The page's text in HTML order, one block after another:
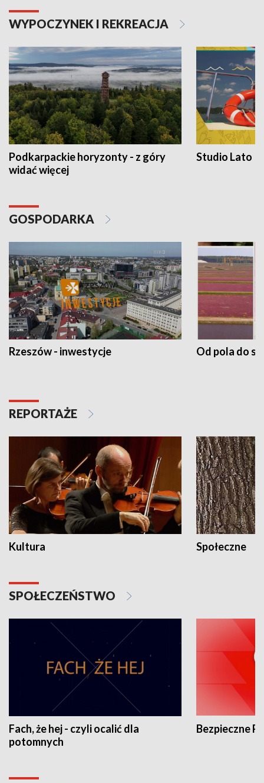
WYPOCZYNEK I REKREACJA
Podkarpackie horyzonty - z góry
widać więcej
Studio Lato
GOSPODARKA
Rzeszów - inwestycje Od pola do
REPORTAŻE
Kultura Społeczne
SPOŁECZEŃSTWO
Fach, że hej - czyli ocalić dla
potomnych
Bezpieczne